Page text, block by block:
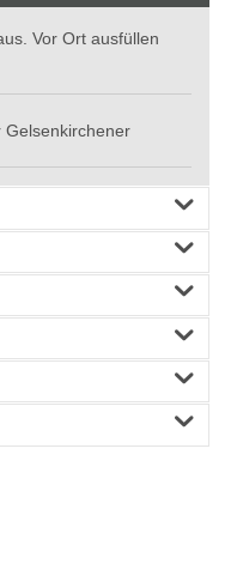
Vor Ort ausfüllen
Gelsenkirchener